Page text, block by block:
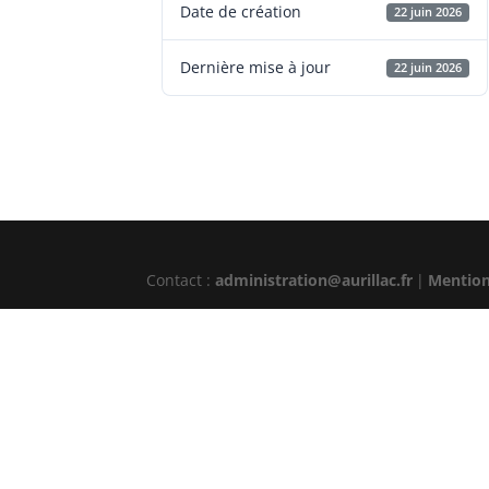
Date de création 22 juin 2026
Dernière mise à jour 22 juin 2026
Contact :administration@aurillac.fr |